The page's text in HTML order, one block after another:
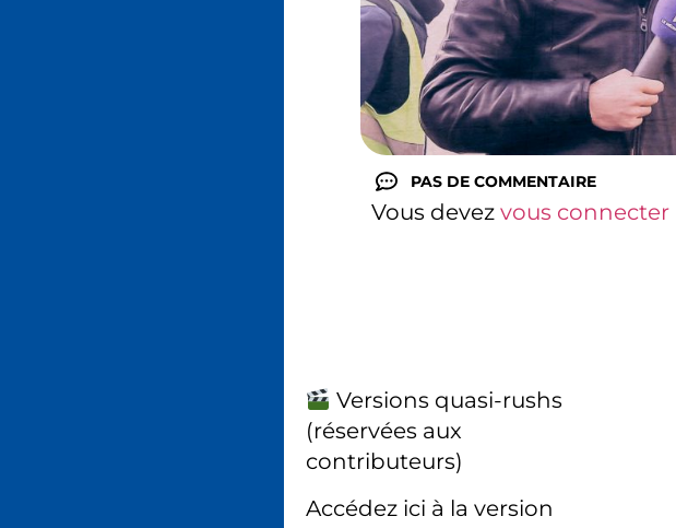
PAS DE COMMENTAIRE
Vous devez vous connecter
Versions quasi-rushs
(réservées aux
contributeurs)
Accédez ici à la version